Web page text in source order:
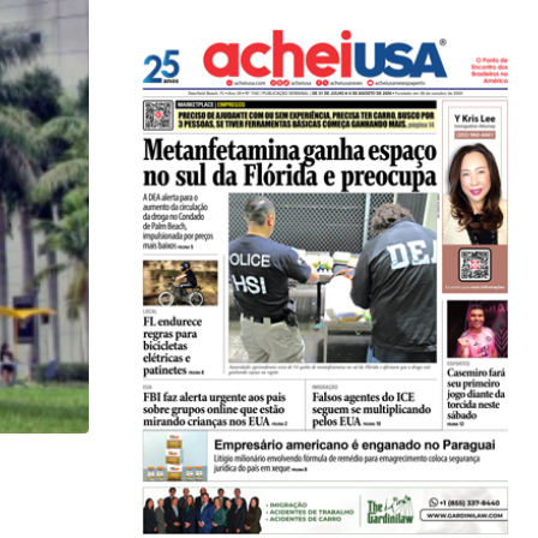
HISTÓRICO
Açaí é reconhecido oficialmente como fruto